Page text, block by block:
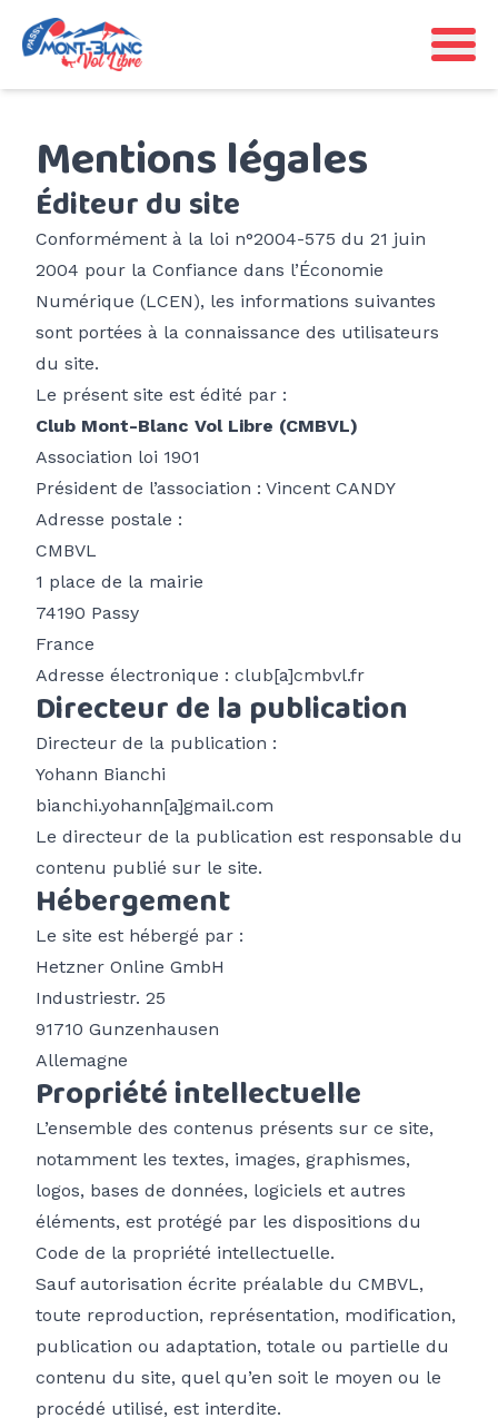
Déco de Plaine-Joux
Déco rando de Varan
Déco rando de Barmerousse
Déco rando de Frioland
Déco rando de Pormenaz
Déco rando de Platé
Atterro de Chedde
Atterro de Marlioz
Atterro du lac de Passy
INFO PRATIQUES
Météo & Aérologie
Faune & espaces protégés
Ligne de bus Y85
Agenda CMBVL
Biplace club
Sécurité
ÉVÉNEMENTS
Fly In Fiz
CarnaVol
Entre Ciel et Toiles
LE CLUB
Adhésion
Contacte-nous
Vie associative
Histoire du club
PASSY'VITE
Mentions légales
Éditeur du site
Conformément à la loi n°2004-575 du 21 juin
2004 pour la Confiance dans l’Économie
Numérique (LCEN), les informations suivantes
sont portées à la connaissance des utilisateurs
du site.
Le présent site est édité par :
Club Mont-Blanc Vol Libre (CMBVL)
Association loi 1901
Président de l’association : Vincent CANDY
Adresse postale :
CMBVL
1 place de la mairie
74190 Passy
France
Adresse électronique : club[a]cmbvl.fr
Directeur de la publication
Directeur de la publication :
Yohann Bianchi
bianchi.yohann[a]gmail.com
Le directeur de la publication est responsable du
contenu publié sur le site.
Hébergement
Le site est hébergé par :
Hetzner Online GmbH
Industriestr. 25
91710 Gunzenhausen
Allemagne
Propriété intellectuelle
L’ensemble des contenus présents sur ce site,
notamment les textes, images, graphismes,
logos, bases de données, logiciels et autres
éléments, est protégé par les dispositions du
Code de la propriété intellectuelle.
Sauf autorisation écrite préalable du CMBVL,
toute reproduction, représentation, modification,
publication ou adaptation, totale ou partielle du
contenu du site, quel qu’en soit le moyen ou le
procédé utilisé, est interdite.